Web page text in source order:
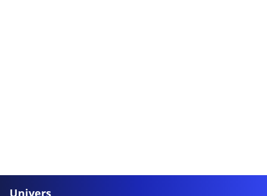
Univers